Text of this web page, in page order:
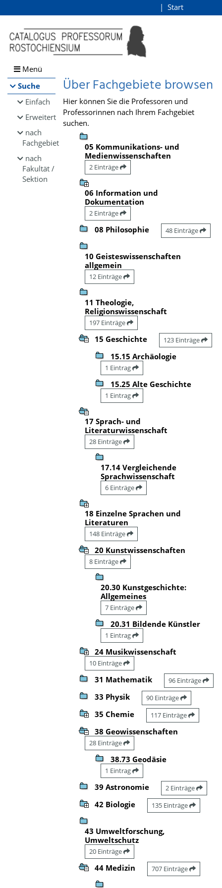
Browsen
direkt zum Inhalt
Start
Menü
Suche
Einfach
Erweitert
nach
Fachgebiet
nach
Fakultät /
Sektion
Über Fachgebiete browsen
Hier können Sie die Professoren und
Professorinnen nach Ihrem Fachgebiet
suchen.
05 Kommunikations- und
Medienwissenschaften
2 Einträge
06 Information und
Dokumentation
2 Einträge
08 Philosophie 48 Einträge
10 Geisteswissenschaften
allgemein
12 Einträge
11 Theologie,
Religionswissenschaft
197 Einträge
15 Geschichte 123 Einträge
15.15 Archäologie
1 Eintrag
15.25 Alte Geschichte
1 Eintrag
17 Sprach- und
Literaturwissenschaft
28 Einträge
17.14 Vergleichende
Sprachwissenschaft
6 Einträge
18 Einzelne Sprachen und
Literaturen
148 Einträge
20 Kunstwissenschaften
8 Einträge
20.30 Kunstgeschichte:
Allgemeines
7 Einträge
20.31 Bildende Künstler
1 Eintrag
24 Musikwissenschaft
10 Einträge
31 Mathematik 96 Einträge
33 Physik 90 Einträge
35 Chemie 117 Einträge
38 Geowissenschaften
28 Einträge
38.73 Geodäsie
1 Eintrag
39 Astronomie 2 Einträge
42 Biologie 135 Einträge
43 Umweltforschung,
Umweltschutz
20 Einträge
44 Medizin 707 Einträge